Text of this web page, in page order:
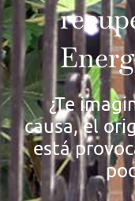
¿Te
causa, el
está